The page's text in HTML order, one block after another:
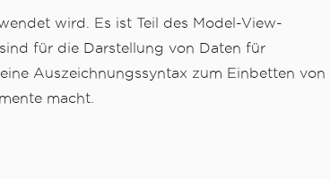
wird. Es ist Teil des Model-View-
für die Darstellung von Daten für
Auszeichnungssyntax zum Einbetten von
macht.